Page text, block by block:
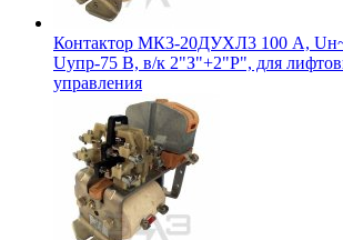
Контактор МК3-20ДУХЛ3 100 А,
Uупр-75 В, в/к 2"З"+2"Р", для
управления